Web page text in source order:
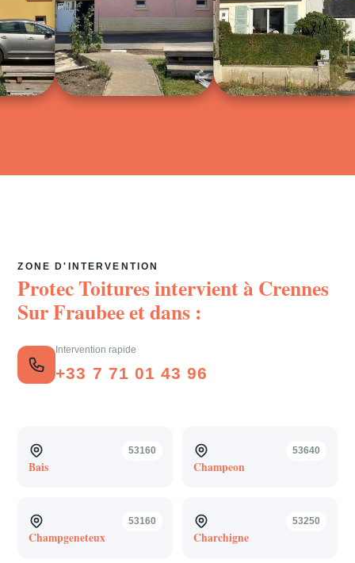
ZONE D'INTERVENTION
Protec Toitures intervient àCrennes
Sur Fraubeeet dans :
Intervention rapide
+33 7 71 01 43 96
53160
Bais
53640
Champeon
53160
Champgeneteux
53250
Charchigne